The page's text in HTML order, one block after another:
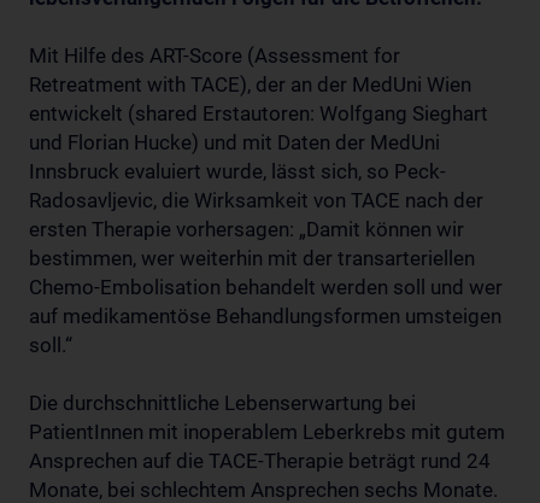
Mit Hilfe des ART-Score (Assessment for
Retreatment with TACE), der an der MedUni Wien
entwickelt (shared Erstautoren: Wolfgang Sieghart
und Florian Hucke) und mit Daten der MedUni
Innsbruck evaluiert wurde, lässt sich, so Peck-
Radosavljevic, die Wirksamkeit von TACE nach der
ersten Therapie vorhersagen: „Damit können wir
bestimmen, wer weiterhin mit der transarteriellen
Chemo-Embolisation behandelt werden soll und wer
auf medikamentöse Behandlungsformen umsteigen
soll.“
Die durchschnittliche Lebenserwartung bei
PatientInnen mit inoperablem Leberkrebs mit gutem
Ansprechen auf die TACE-Therapie beträgt rund 24
Monate, bei schlechtem Ansprechen sechs Monate.